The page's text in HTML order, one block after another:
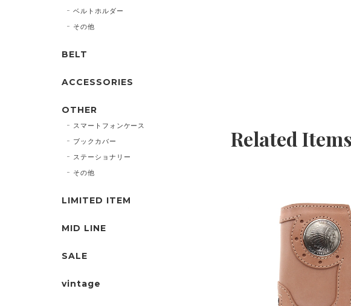
Related Items
ベルトホルダー
その他
BELT
ACCESSORIES
OTHER
スマートフォンケース
ブックカバー
ステーショナリー
その他
LIMITED ITEM
MID LINE
SALE
vintage